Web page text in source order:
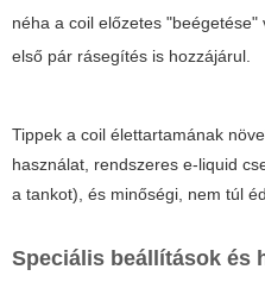
néha a coil előzetes
első pár rásegítés is hozzájárul.
Tippek a coil élettartamának
használat, rendszeres e-liquid
a tankot), és minőségi, nem túl
Speciális beállítások és